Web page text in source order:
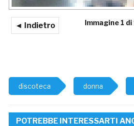
◄ Indietro Immagine 1 di
discoteca donna
POTREBBE INTERESSARTI